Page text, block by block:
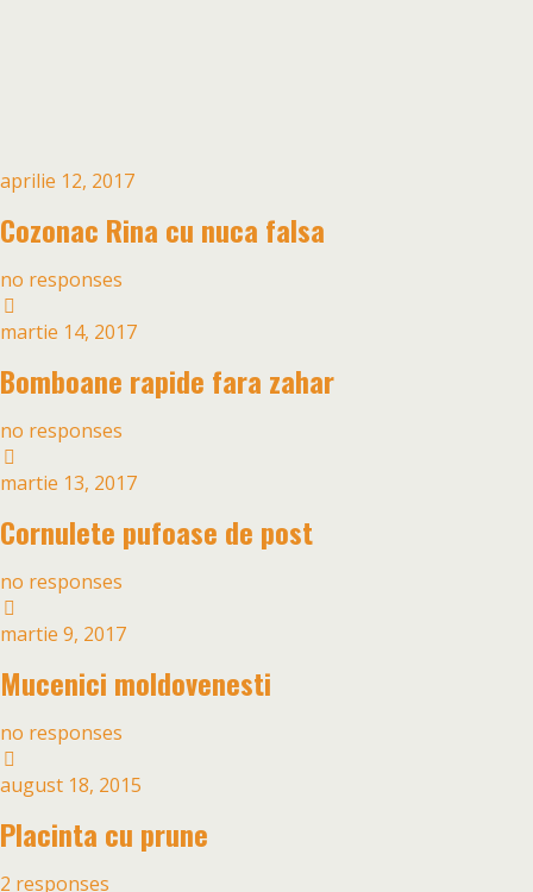
aprilie 12, 2017
Cozonac Rina cu nuca falsa
no responses
martie 14, 2017
Bomboane rapide fara zahar
no responses
martie 13, 2017
Cornulete pufoase de post
no responses
martie 9, 2017
Mucenici moldovenesti
no responses
august 18, 2015
Placinta cu prune
2 responses